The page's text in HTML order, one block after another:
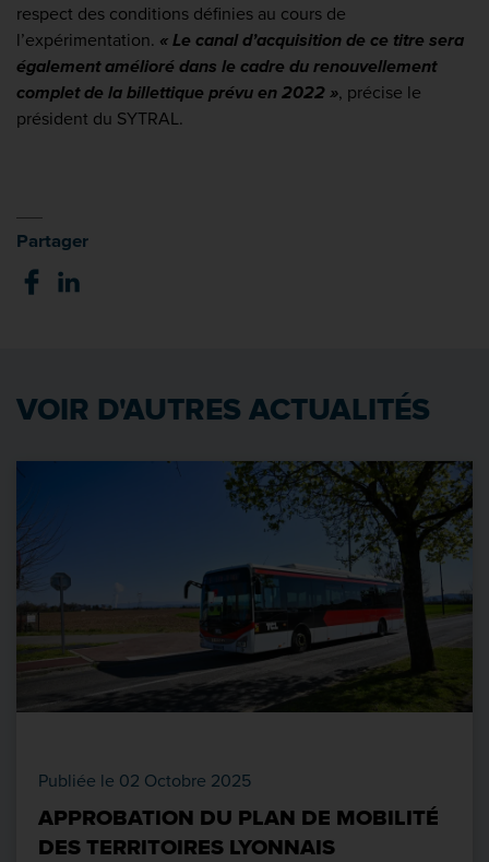
respect des conditions définies au cours de
l’expérimentation. « Le canal d’acquisition de ce titre sera
également amélioré dans le cadre du renouvellement
complet de la billettique prévu en 2022 », précise le
président du SYTRAL.
Partager
VOIR D'AUTRES ACTUALITÉS
Publiée le 02 Octobre 2025
APPROBATION DU PLAN DE MOBILITÉ
DES TERRITOIRES LYONNAIS